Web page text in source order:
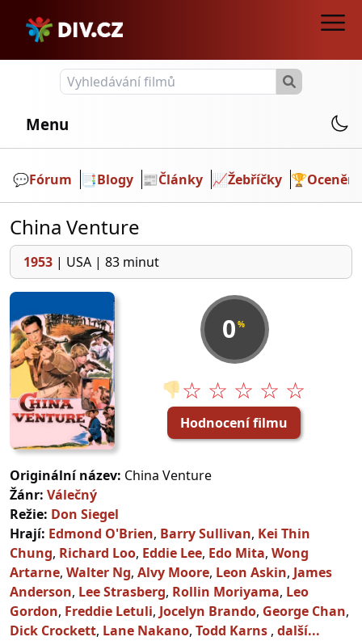
Menu
💬️Fórum 📑Blogy 📰Články 📈Žebříčky 🏆Ocenění
China Venture
1953 | USA | 83 minut
0 %
👎☆ ☆ ☆ ☆ ☆
Hodnocení filmu
Originální název: China Venture
Žánr: Válečný
Režie: Don Siegel
Hrají: Edmond O'Brien, Barry Sullivan, Kei Thin
Chung, Richard Loo, Eddie Lee, Edo Mita, Wong
Artarne, Walter Ng, Alvy Moore, Leon Askin, James
Anderson, Lee Strasberg, Rollin Moriyama, Leo
Gordon, Freddie Letuli, Jocelyn Brando, George Chan,
Dick Crockett, Lane Nakano, Todd Karns , další...